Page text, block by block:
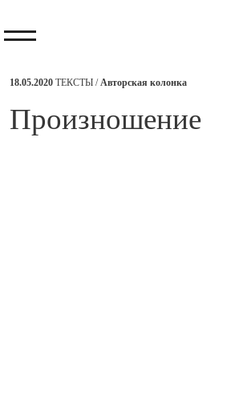
18.05.2020 ТЕКСТЫ /Авторская колонка
Произношение